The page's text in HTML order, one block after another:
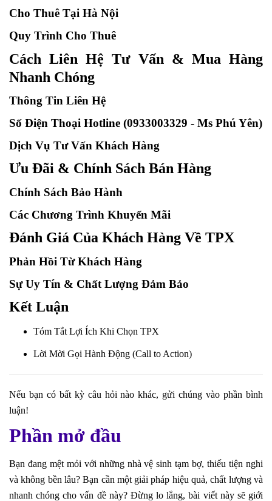
Cho Thuê Tại Hà Nội
Quy Trình Cho Thuê
Cách Liên Hệ Tư Vấn & Mua Hàng
Nhanh Chóng
Thông Tin Liên Hệ
Số Điện Thoại Hotline (0933003329 - Ms Phú Yên)
Dịch Vụ Tư Vấn Khách Hàng
Ưu Đãi & Chính Sách Bán Hàng
Chính Sách Bảo Hành
Các Chương Trình Khuyến Mãi
Đánh Giá Của Khách Hàng Về TPX
Phản Hồi Từ Khách Hàng
Sự Uy Tín & Chất Lượng Đảm Bảo
Kết Luận
Tóm Tắt Lợi Ích Khi Chọn TPX
Lời Mời Gọi Hành Động (Call to Action)
Nếu bạn có bất kỳ câu hỏi nào khác, gửi chúng vào phần bình
luận!
Phần mở đầu
Bạn đang mệt mỏi với những nhà vệ sinh tạm bợ, thiếu tiện nghi
và không bền lâu? Bạn cần một giải pháp hiệu quả, chất lượng và
nhanh chóng cho vấn đề này? Đừng lo lắng, bài viết này sẽ giới